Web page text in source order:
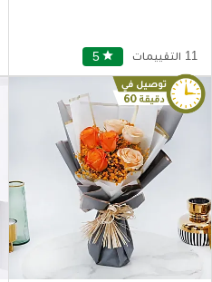
5 star 11 التقييمات